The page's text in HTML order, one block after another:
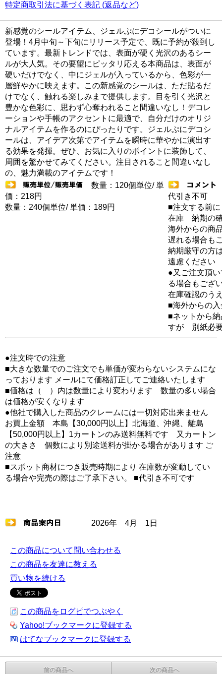
特定商取引法に基づく表記 (返品など)
新感覚のシールアイテム、ジェルぷにデコシールがついに
登場！4月中旬～下旬にリリース予定で、既に予約が殺到し
ています。最新トレンドでは、表面が硬く光沢のあるシー
ルが大人気。その要望にピッタリ応える本商品は、表面が
硬いだけでなく、中にジェルが入っているから、色彩が一
層鮮やかに映えます。この新感覚のシールは、ただ貼るだ
けでなく、触れる楽しみまで提供します。目を引く光沢と
豊かな色彩に、思わず心奪われること間違いなし！デコレ
ーションや手帳のアクセントに最適で、自分だけのオリジ
ナルアイテムを作るのにぴったりです。ジェルぷにデコシ
ールは、アイデア次第でアイテムを瞬時に華やかに演出す
る効果を発揮。ぜひ、お気に入りのポイントに装飾して、
周囲を驚かせてみてください。注目されること間違いなし
の、魅力満載のアイテムです！
数量：120個単位/ 単
価：218円
数量：240個単位/ 単価：189円
代引き不可
■注文する前に
在庫 納期の
海外からの商
遅れる場合も
納期厳守の方
遠慮ください
●又ご注文頂
る場合もござ
在庫確認のう
■海外からの
■ネットから
すが 別紙必
●注文時での注意
■大きな数量でのご注文でも単価が変わらないシステムにな
っております メールにて価格訂正してご連絡いたします
■価格は（ ）内は数量により変わります 数量の多い場合
は価格が安くなります
●他社で購入した商品のクレームには一切対応出来ません
お買上金額 本島【30,000円以上】北海道、沖縄、離島
【50,000円以上】1カートンのみ送料無料です 又カートン
の大きさ 個数により別途送料が掛かる場合があります ご
注意
■スポット商材につき販売時期により 在庫数が変動してい
る場合や完売の際はご了承下さい。 ■代引き不可です
2026年 4月 1日
この商品について問い合わせる
この商品を友達に教える
買い物を続ける
この商品をログピでつぶやく
Yahoo!ブックマークに登録する
はてなブックマークに登録する
前の商品へ 次の商品へ